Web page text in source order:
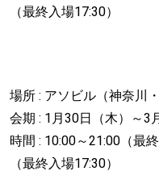
（最終入場17:30）
場所 : アソビル（神奈川・
会期 : 1月30日（木）～3
時間 : 10:00～21:00（最
（最終入場17:30）